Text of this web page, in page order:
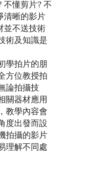
不懂剪片? 不
清晰的影片
並不送技術
術及知識是
學拍片的朋
方位教授拍
論拍攝技
關器材應用
教學內容會
度出發而設
拍攝的影片
理解不同處